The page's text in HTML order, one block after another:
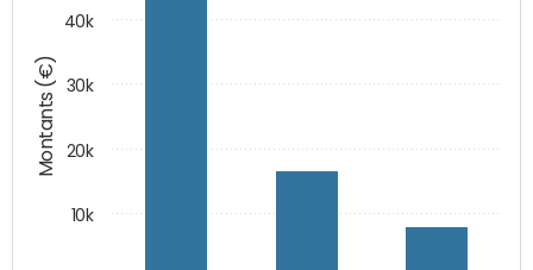
Montants (€)
10k
20k
30k
40k